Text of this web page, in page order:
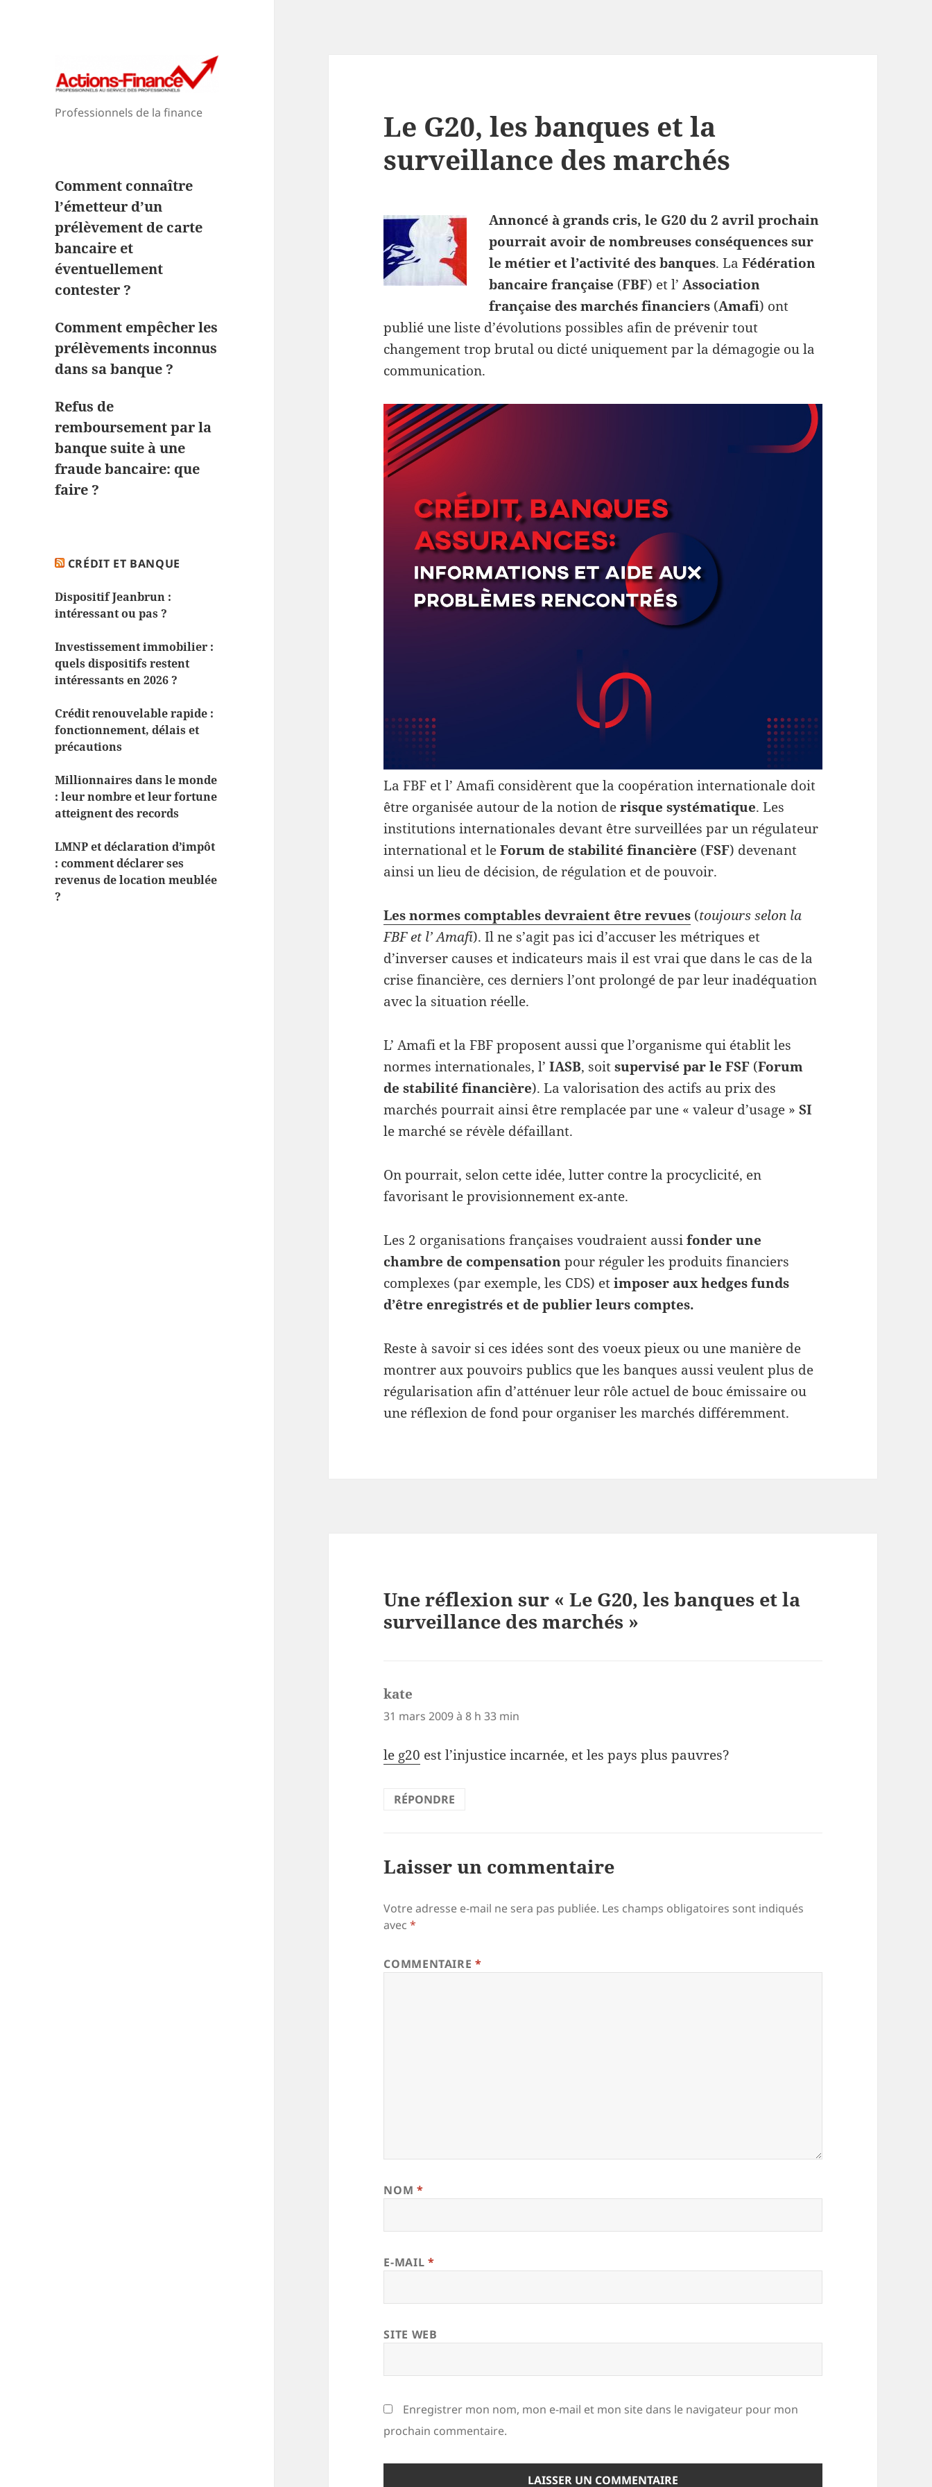
Professionnels de la finance
Comment connaître
l’émetteur d’un
prélèvement de carte
bancaire et
éventuellement
contester ?
Comment empêcher les
prélèvements inconnus
dans sa banque ?
Refus de
remboursement par la
banque suite à une
fraude bancaire: que
faire ?
CRÉDIT ET BANQUE
Dispositif Jeanbrun :
intéressant ou pas ?
Investissement immobilier :
quels dispositifs restent
intéressants en 2026 ?
Crédit renouvelable rapide :
fonctionnement, délais et
précautions
Millionnaires dans le monde
: leur nombre et leur fortune
atteignent des records
LMNP et déclaration d’impôt
: comment déclarer ses
revenus de location meublée
?
Le G20, les banques et la
surveillance des marchés
Annoncé à grands cris, le G20 du 2 avril prochain
pourrait avoir de nombreuses conséquences sur
le métier et l’activité des banques. LaFédération
bancaire française (FBF) et l’Association
française des marchés financiers (Amafi) ont
publié une liste d’évolutions possibles afin de prévenir tout
changement trop brutal ou dicté uniquement par la démagogie ou la
communication.
La FBF et l’ Amafi considèrent que la coopération internationale doit
être organisée autour de la notion derisque systématique. Les
institutions internationales devant être surveillées par un régulateur
international et leForum de stabilité financière (FSF) devenant
ainsi un lieu de décision, de régulation et de pouvoir.
Les normes comptables devraient être revues (toujours selon la
FBF et l’ Amafi). Il ne s’agit pas ici d’accuser les métriques et
d’inverser causes et indicateurs mais il est vrai que dans le cas de la
crise financière, ces derniers l’ont prolongé de par leur inadéquation
avec la situation réelle.
L’ Amafi et la FBF proposent aussi que l’organisme qui établit les
normes internationales, l’IASB, soitsupervisé par le FSF (Forum
de stabilité financière). La valorisation des actifs au prix des
marchés pourrait ainsi être remplacée par une « valeur d’usage »SI
le marché se révèle défaillant.
On pourrait, selon cette idée, lutter contre la procyclicité, en
favorisant le provisionnement ex-ante.
Les 2 organisations françaises voudraient aussifonder une
chambre de compensationpour réguler les produits financiers
complexes (par exemple, les CDS) etimposer aux hedges funds
d’être enregistrés et de publier leurs comptes.
Reste à savoir si ces idées sont des voeux pieux ou une manière de
montrer aux pouvoirs publics que les banques aussi veulent plus de
régularisation afin d’atténuer leur rôle actuel de bouc émissaire ou
une réflexion de fond pour organiser les marchés différemment.
Une réflexion sur « Le G20, les banques et la
surveillance des marchés »
kate
31 mars 2009 à 8 h 33 min
le g20 est l’injustice incarnée, et les pays plus pauvres?
RÉPONDRE
Laisser un commentaire
Votre adresse e-mail ne sera pas publiée. Les champs obligatoires sont indiqués
avec*
COMMENTAIRE*
NOM *
E-MAIL *
SITE WEB
Enregistrer mon nom, mon e-mail et mon site dans le navigateur pour mon
prochain commentaire.